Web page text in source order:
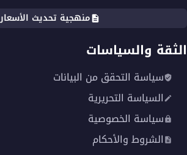
منهجية تحديث الأسعار
الثقة والسياسات
سياسة التحقق من البيانات
السياسة التحريرية
سياسة الخصوصية
الشروط والأحكام